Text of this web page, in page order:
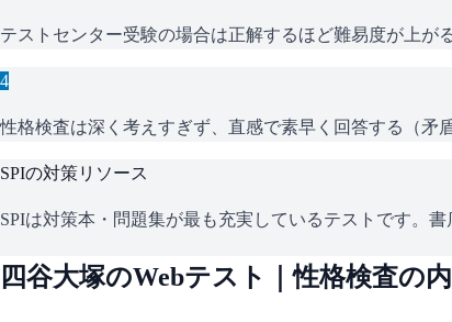
テストセンター受験の場合は正解するほど難易度が上が
4
性格検査は深く考えすぎず、直感で素早く回答する（矛
SPIの対策リソース
SPIは対策本・問題集が最も充実しているテストです。
四谷大塚のWebテスト｜性格検査の